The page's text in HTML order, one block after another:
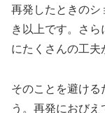
再発したときのシ
き以上です。さ
にたくさんの工夫
そのことを避ける
う。再発におびえ